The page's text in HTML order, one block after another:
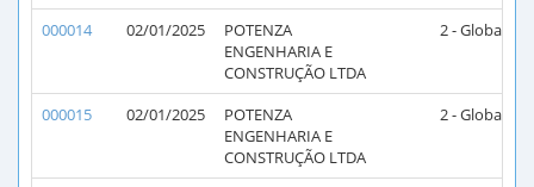
000014 02/01/2025
POTENZA
ENGENHARIA E
CONSTRUÇÃO LTDA
2 - Global
000015 02/01/2025
POTENZA
ENGENHARIA E
CONSTRUÇÃO LTDA
2 - Global